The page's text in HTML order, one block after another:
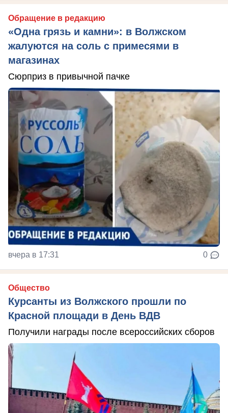
Обращение в редакцию
«Одна грязь и камни»: в Волжском
жалуются на соль с примесями в
магазинах
Сюрприз в привычной пачке
вчера в 17:31 0
Общество
Курсанты из Волжского прошли по
Красной площади в День ВДВ
Получили награды после всероссийских сборов